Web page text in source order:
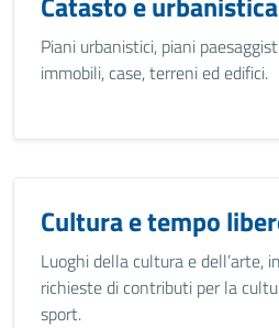
Piani urbanistici, piani
immobili, case, terreni ed edifici.
Cultura e tempo
Luoghi della cultura e dell’arte,
richieste di contributi per la
sport.